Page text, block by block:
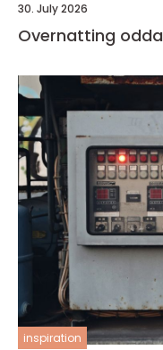
30. July 2026
Overnatting odda
inspiration